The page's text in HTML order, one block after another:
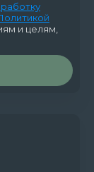
и целям,